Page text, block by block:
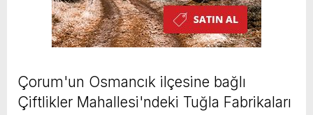
Çorum'un Osmancık ilçesine bağlı
Çiftlikler Mahallesi'ndeki Tuğla Fabrikaları